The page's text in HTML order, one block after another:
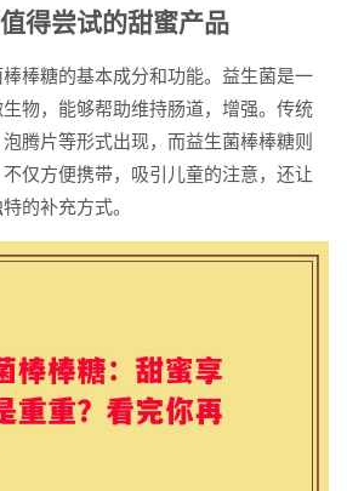
得尝试的甜蜜产品
棒糖的基本成分和功能。益生菌是一
物，能够帮助维持肠道，增强。传统
腾片等形式出现，而益生菌棒棒糖则
仅方便携带，吸引儿童的注意，还让
的补充方式。